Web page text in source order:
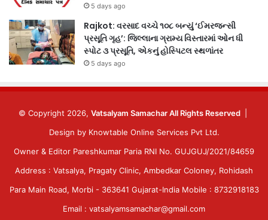
5 days ago
Rajkot: વરસાદ વચ્ચે ૧૦૮ બન્યું ‘ઈમરજન્સી
પ્રસૂતિ ગૃહ’: જિલ્લાના ગ્રામ્ય વિસ્તારમાં ઓન ધી
સ્પોટ ૩ પ્રસૂતિ, એકનું હોસ્પિટલ સ્થળાંતર
5 days ago
© Copyright 2026, Vatsalyam Samachar All Rights Reserved
Design by Knowtable Online Services Pvt Ltd.
Owner & Editor Pareshkumar Paria RNI No. GUJGUJ/2021/84659
Address : Vatsalya, Pragaty Clinic, Ambedkar Coloney, Rohidash
Para Main Road, Morbi - 363641 Gujarat-India Mobile : 8732918183
Email : vatsalyamsamachar@gmail.com